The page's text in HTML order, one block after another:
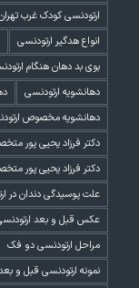
ارتودنسی کودک غرب
انواع هدگیر ارتودنسی
بوی بد دهان هنگام
دهانشویه ارتودنسی
دهانشویه مخصوص
دکتر فرزاد یحیی پور
دکتر فرزاد یحیی پور
علت پوسیدگی دندان در
عکس قبل و بعد
مراحل ارتودنسی دو فک
نمونه ارتودنسی قبل و